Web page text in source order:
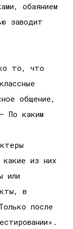
обаянием
заводит
то, что
общение,
По каким
из них
или
в
после